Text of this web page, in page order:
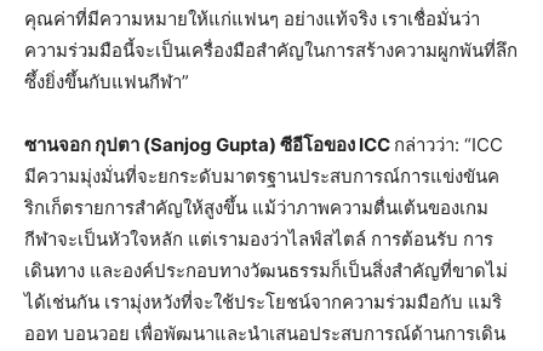
คุณค่าที่มีความหมายให้แก่แฟนๆ อย่างแท้จริง เราเชื่อมั่นว่า
ความร่วมมือนี้จะเป็นเครื่องมือสำคัญในการสร้างความผูกพันที่ลึก
ซึ้งยิ่งขึ้นกับแฟนกีฬา”
ซานจอก กุปตา (Sanjog Gupta) ซีอีโอของ ICC กล่าวว่า: “ICC
มีความมุ่งมั่นที่จะยกระดับมาตรฐานประสบการณ์การแข่งขันค
ริกเก็ตรายการสำคัญให้สูงขึ้น แม้ว่าภาพความตื่นเต้นของเกม
กีฬาจะเป็นหัวใจหลัก แต่เรามองว่าไลฟ์สไตล์ การต้อนรับ การ
เดินทาง และองค์ประกอบทางวัฒนธรรมก็เป็นสิ่งสำคัญที่ขาดไม่
ได้เช่นกัน เรามุ่งหวังที่จะใช้ประโยชน์จากความร่วมมือกับ แมริ
ออท บอนวอย เพื่อพัฒนาและนำเสนอประสบการณ์ด้านการเดิน